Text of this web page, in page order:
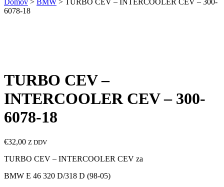
Domov > BMW > TURBO CEV – INTERCOOLER CEV – 300-
6078-18
TURBO CEV –
INTERCOOLER CEV – 300-
6078-18
€32,00 Z DDV
TURBO CEV – INTERCOOLER CEV za
BMW E 46 320 D/318 D (98-05)